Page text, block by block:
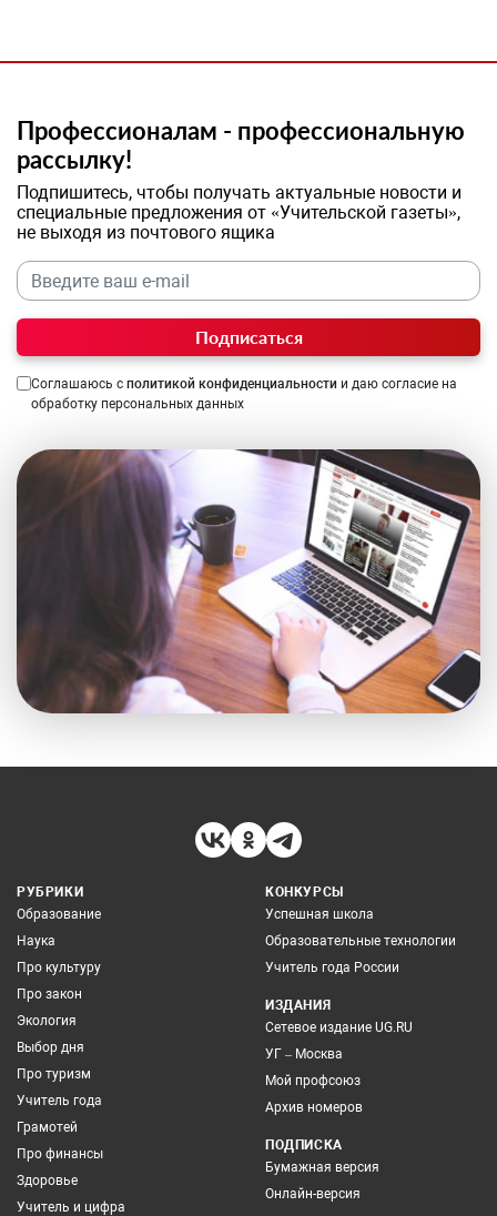
Профессионалам - профессиональную
рассылку!
Подпишитесь, чтобы получать актуальные новости и
специальные предложения от «Учительской газеты»,
не выходя из почтового ящика
Подписаться
Соглашаюсь с политикой конфиденциальности и даю согласие на
обработку персональных данных
РУБРИКИ
Образование
Наука
Про культуру
Про закон
Экология
Выбор дня
Про туризм
Учитель года
Грамотей
Про финансы
Здоровье
Учитель и цифра
КОНКУРСЫ
Успешная школа
Образовательные технологии
Учитель года России
ИЗДАНИЯ
Сетевое издание UG.RU
УГ – Москва
Мой профсоюз
Архив номеров
ПОДПИСКА
Бумажная версия
Онлайн-версия